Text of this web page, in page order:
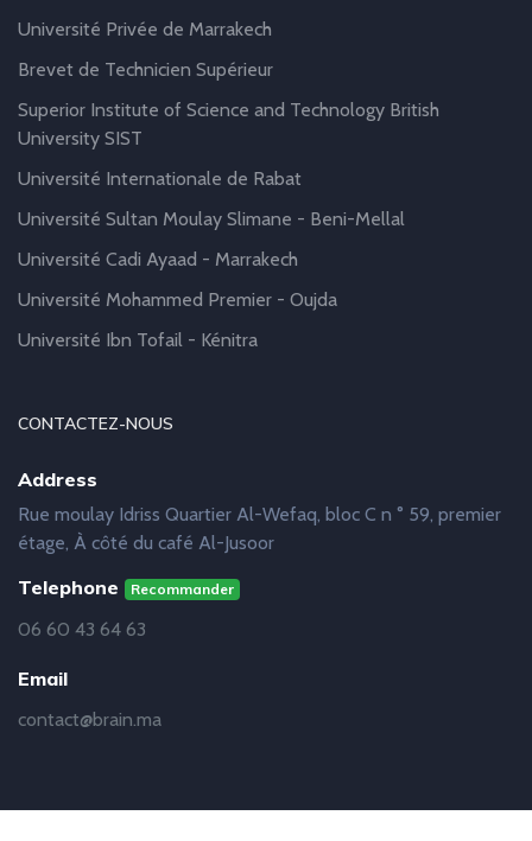
Université Privée de Marrakech
Brevet de Technicien Supérieur
Superior Institute of Science and Technology British
University SIST
Université Internationale de Rabat
Université Sultan Moulay Slimane - Beni-Mellal
Université Cadi Ayaad - Marrakech
Université Mohammed Premier - Oujda
Université Ibn Tofail - Kénitra
CONTACTEZ-NOUS
Address
Rue moulay Idriss Quartier Al-Wefaq, bloc C n ° 59, premier
étage, À côté du café Al-Jusoor
Telephone Recommander
06 60 43 64 63
Email
contact@brain.ma